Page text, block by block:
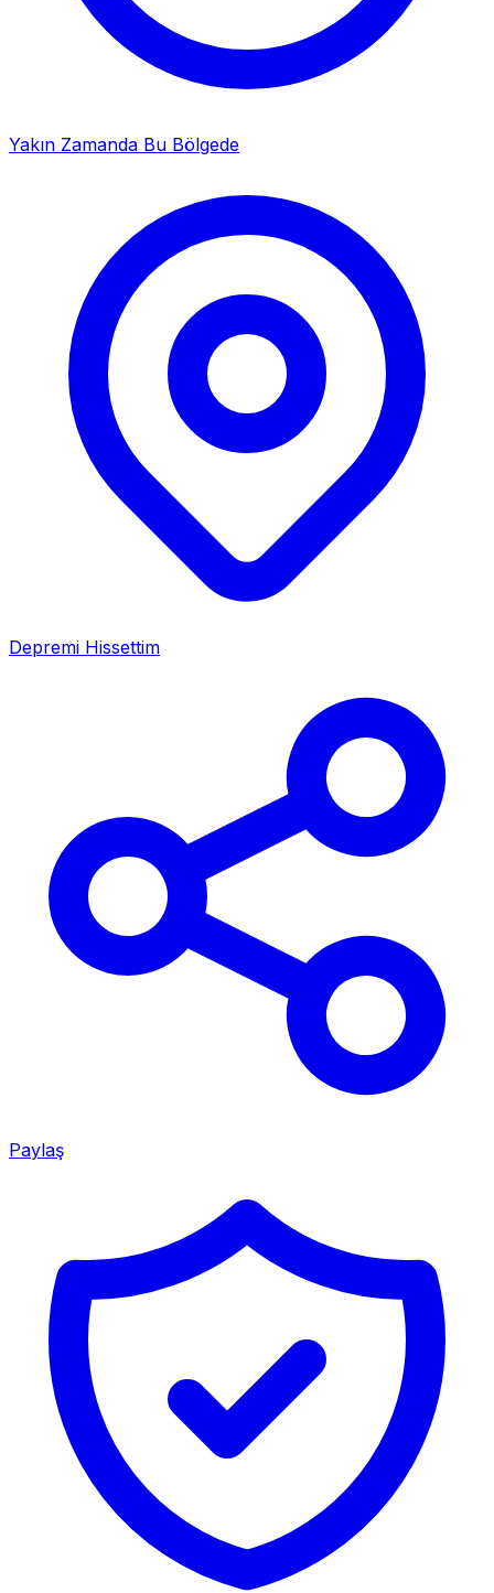
Yakın Zamanda Bu Bölgede
Depremi Hissettim
Paylaş